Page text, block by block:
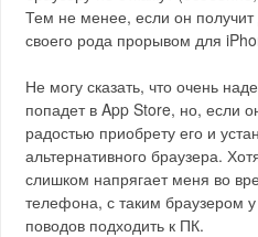
Тем не менее, если он получит
своего рода прорывом для
Не могу сказать, что очень
попадет в App Store, но, если
радостью приобрету его и
альтернативного браузера.
слишком напрягает меня во
телефона, с таким браузером
поводов подходить к ПК.